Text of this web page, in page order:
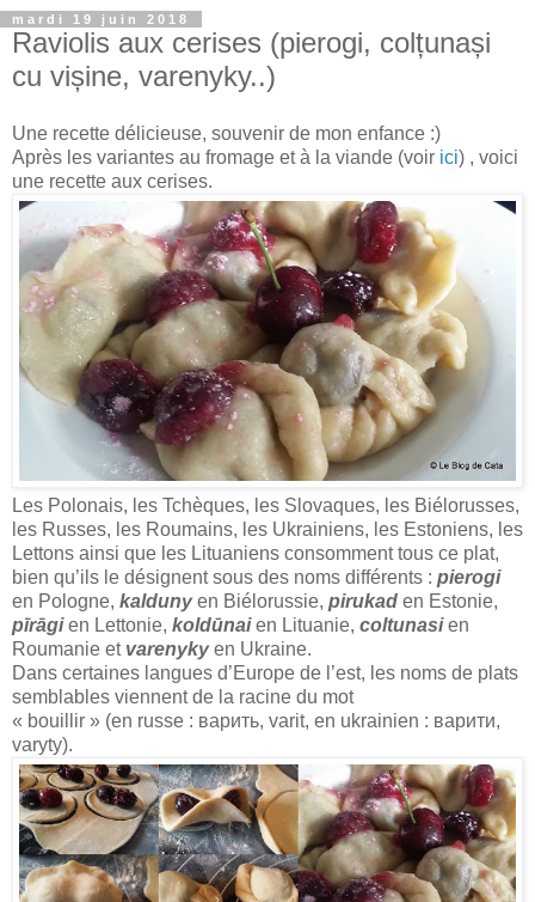
mardi 19 juin 2018
Raviolis aux cerises (pierogi, colțunași
cu vișine, varenyky..)
Une recette délicieuse, souvenir de mon enfance :)
Après les variantes au fromage et à la viande (voir ici) , voici
une recette aux cerises.
Les Polonais, les Tchèques, les Slovaques, les Biélorusses,
les Russes, les Roumains, les Ukrainiens, les Estoniens, les
Lettons ainsi que les Lituaniens consomment tous ce plat,
bien qu’ils le désignent sous des noms différents : pierogi
en Pologne, kaldunyen Biélorussie, pirukad en Estonie,
pīrāgien Lettonie, koldūnaien Lituanie, coltunasien
Roumanie et varenykyen Ukraine.
Dans certaines langues d’Europe de l’est, les noms de plats
semblables viennent de la racine du mot
« bouillir » (en russe : варить, varit, en ukrainien : варити,
varyty).